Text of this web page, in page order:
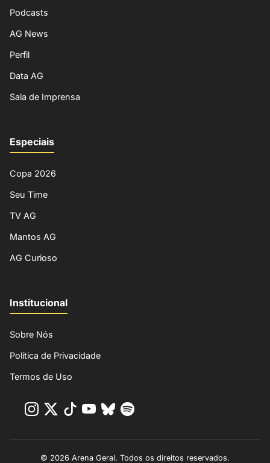
Podcasts
AG News
Perfil
Data AG
Sala de Imprensa
Especiais
Copa 2026
Seu Time
TV AG
Mantos AG
AG Curioso
Institucional
Sobre Nós
Política de Privacidade
Termos de Uso
© 2026 Arena Geral. Todos os direitos reservados.